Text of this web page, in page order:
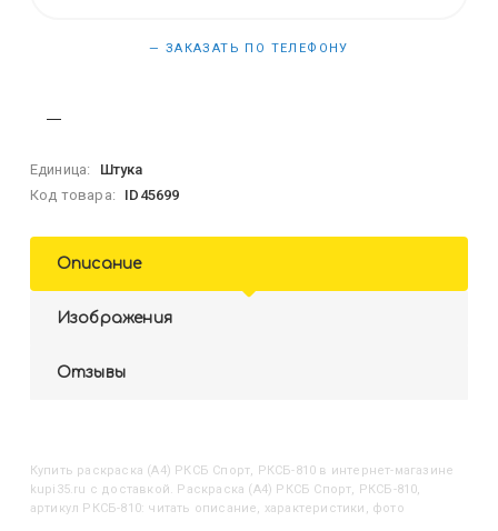
— ЗАКАЗАТЬ ПО ТЕЛЕФОНУ
Единица:
Штука
Код товара:
ID45699
Описание
Изображения
Отзывы
Купить Раскраска (А4) РКСБ Спорт, РКСБ-810 в интернет-магазине
kupi35.ru с доставкой. Раскраска (А4) РКСБ Спорт, РКСБ-810,
артикул РКСБ-810: читать описание, характеристики, фото